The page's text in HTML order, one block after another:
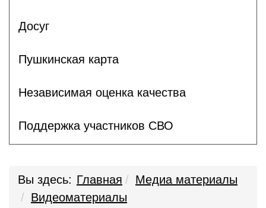
Досуг
Пушкинская карта
Независимая оценка качества
Поддержка участников СВО
Вы здесь: Главная
Медиа материалы
Видеоматериалы